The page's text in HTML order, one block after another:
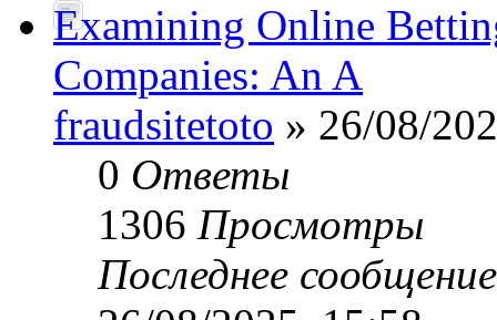
Examining Online
Companies: An A
fraudsitetoto » 26/08/
0 Ответы
1306 Просмотры
Последнее